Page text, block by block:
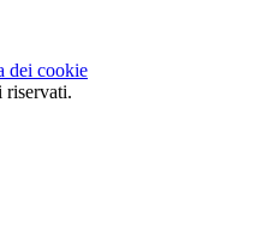
dei cookie